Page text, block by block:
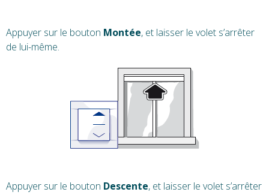
Appuyer sur le bouton Montée, et laisser le volet s’arrêter
de lui-même.
Appuyer sur le bouton Descente, et laisser le volet s’arrêter